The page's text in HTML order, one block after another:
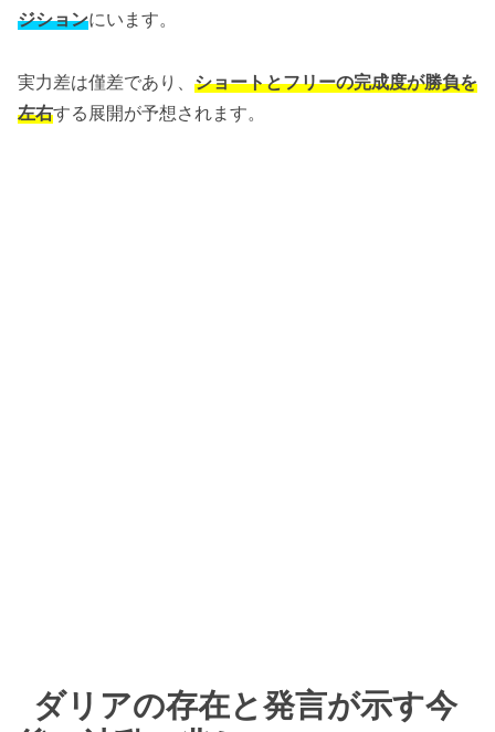
ジションにいます。
実力差は僅差であり、 ショートとフリーの完成度が勝負を
左右する展開が予想されます。
ダリアの存在と発言が示す今